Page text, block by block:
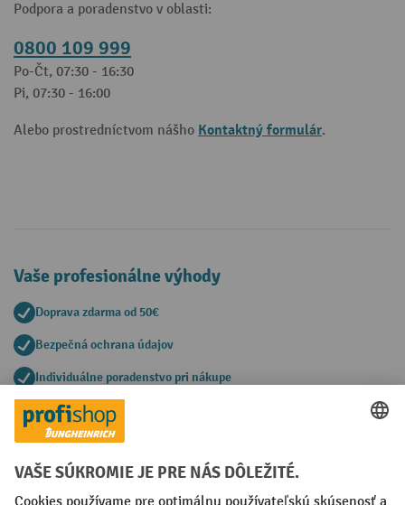
Podpora a poradenstvo v oblasti:
0800 109 999
Po-Čt, 07:30 - 16:30
Pi, 07:30 - 16:00
Alebo prostredníctvom nášho Kontaktný formulár.
Vaše profesionálne výhody
Doprava zdarma od 50€
Bezpečná ochrana údajov
Individuálne poradenstvo pri nákupe
Spôsoby platby